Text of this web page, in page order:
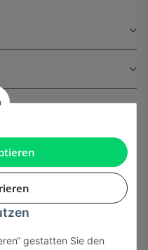
gestatten Sie den